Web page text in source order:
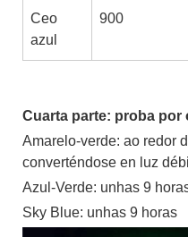
Ceo
azul
900
Cuarta parte: proba por
Amarelo-verde: ao redor
converténdose en luz
Azul-Verde: unhas 9
Sky Blue: unhas 9 horas